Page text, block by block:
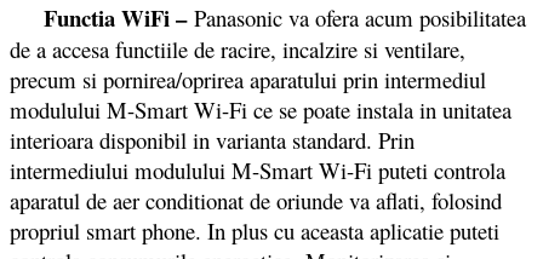
Functia WiFi –Panasonic va ofera acum posibilitatea
de a accesa functiile de racire, incalzire si ventilare,
precum si pornirea/oprirea aparatului prin intermediul
modulului M-Smart Wi-Fi ce se poate instala in unitatea
interioara disponibil in varianta standard. Prin
intermediului modulului M-Smart Wi-Fi puteti controla
aparatul de aer conditionat de oriunde va aflati, folosind
propriul smart phone. In plus cu aceasta aplicatie puteti